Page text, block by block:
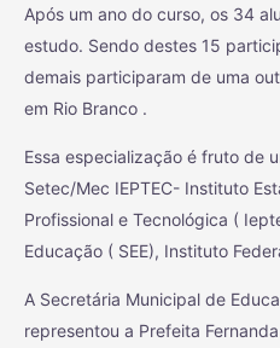
Após um ano do curso, os 34
estudo. Sendo destes 15
demais participaram de uma
em Rio Branco .
Essa especialização é fruto de
Setec/Mec IEPTEC- Instituto
Profissional e Tecnológica (
Educação ( SEE), Instituto
A Secretária Municipal de
representou a Prefeita